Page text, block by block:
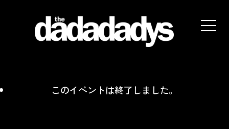
websiteこのイベントは終了しました。